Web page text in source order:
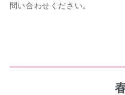
問い合わせください。